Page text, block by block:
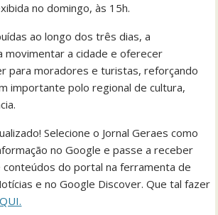
no domingo, às 15h.
ao longo dos três dias, a
movimentar a cidade e oferecer
para moradores e turistas, reforçando
importante polo regional de cultura,
Selecione o Jornal Geraes como
no Google e passe a receber
conteúdos do portal na ferramenta de
e no Google Discover. Que tal fazer